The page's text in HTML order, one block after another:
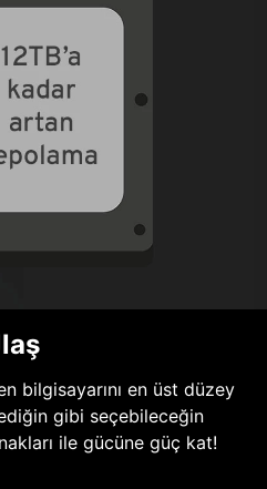
bilgisayarını en üst düzey
gibi seçebileceğin
ile gücüne güç kat!